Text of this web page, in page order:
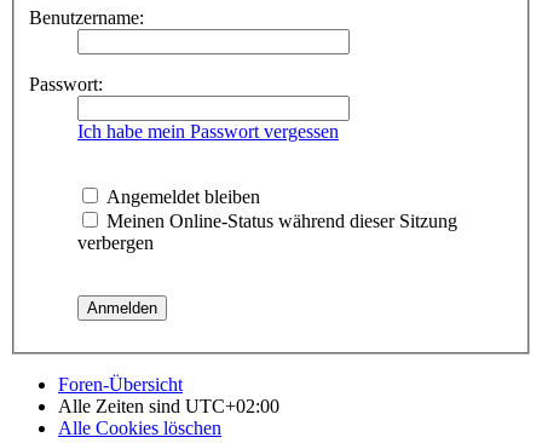
Benutzername:
Passwort:
Ich habe mein Passwort vergessen
Angemeldet bleiben
Meinen Online-Status während dieser Sitzung
verbergen
Foren-Übersicht
Alle Zeiten sind UTC+02:00
Alle Cookies löschen